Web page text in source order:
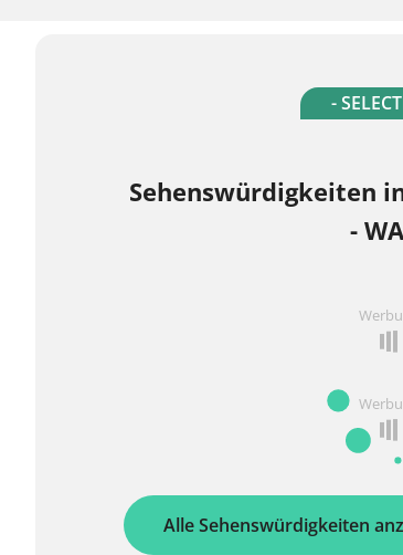
-
Sehenswürdigkeiten
-
Alle Sehenswürdigkeiten